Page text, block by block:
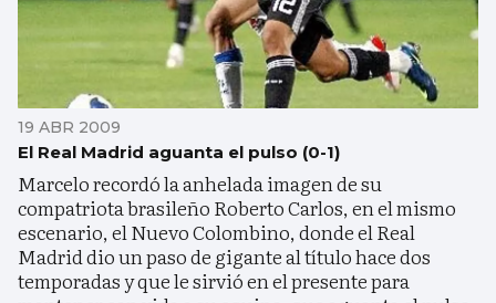
19 ABR 2009
El Real Madrid aguanta el pulso (0-1)
Marcelo recordó la anhelada imagen de su
compatriota brasileño Roberto Carlos, en el mismo
escenario, el Nuevo Colombino, donde el Real
Madrid dio un paso de gigante al título hace dos
temporadas y que le sirvió en el presente para